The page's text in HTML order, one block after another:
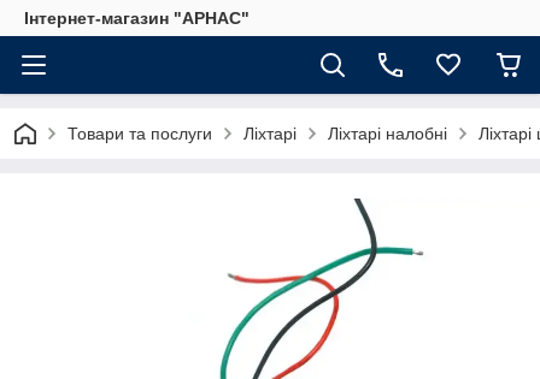
Інтернет-магазин "АРНАС"
Товари та послуги Ліхтарі Ліхтарі налобні